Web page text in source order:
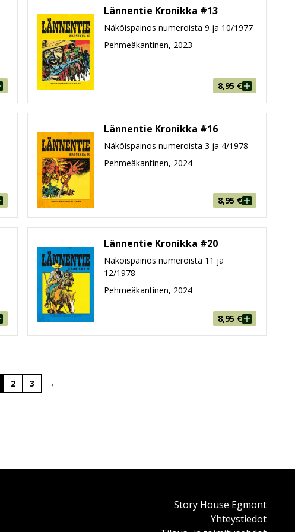
Lännentie Kronikka #13
Näköispainos numeroista 9 ja 10/1977
Pehmeäkantinen, 2023
8,95 €
Lännentie Kronikka #16
Näköispainos numeroista 3 ja 4/1978
Pehmeäkantinen, 2024
8,95 €
Lännentie Kronikka #20
Näköispainos numeroista 11 ja
12/1978
Pehmeäkantinen, 2024
8,95 €
2 3 →
Story House Egmont
Yhteystiedot